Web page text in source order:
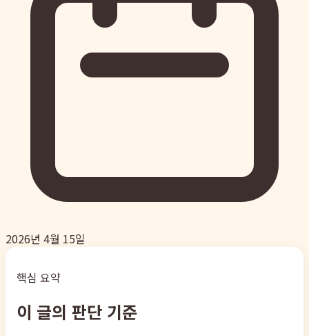
2026년 4월 15일
핵심 요약
이 글의 판단 기준